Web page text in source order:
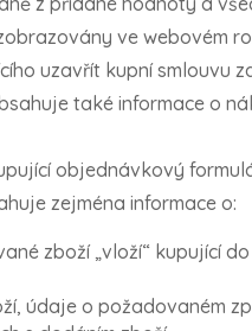
ve webovém
uzavřít kupní smlouvu
také informace o
objednávkový
zejména informace o:
zboží „vloží“ kupující
údaje o požadovaném